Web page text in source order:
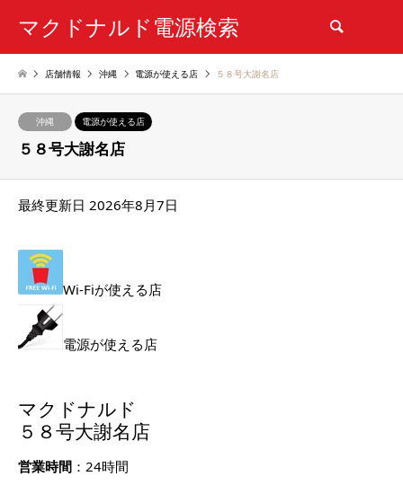
マクドナルド電源検索
店舗情報 沖縄 電源が使える店 ５８号大謝名店
沖縄 電源が使える店
５８号大謝名店
最終更新日 2026年8月7日
Wi-Fiが使える店
電源が使える店
マクドナルド
５８号大謝名店
営業時間 ：24時間